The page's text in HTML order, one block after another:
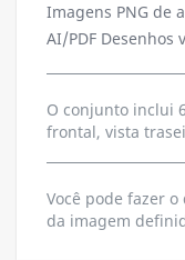
Imagens PNG de
AI/PDF Desenhos
O conjunto inclui
frontal, vista
Você pode fazer
da imagem